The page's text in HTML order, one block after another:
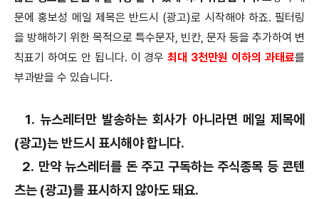
문에 홍보성 메일 제목은 반드시 (광고)로 시작해야 하죠. 필터링
을 방해하기 위한 목적으로 특수문자, 빈칸, 문자 등을 추가하여 변
칙표기 하여도 안 됩니다. 이 경우최대 3천만원 이하의 과태료를
부과받을 수 있습니다.
1. 뉴스레 터만 발송하는 회사가 아니라면 메일 제목에
(광고)는 반드시 표시해야 합니다.
2. 만약 뉴스레터를 돈 주고 구독하는 주식종목 등 콘텐
츠는 (광고)를 표시하지 않아도 돼요.